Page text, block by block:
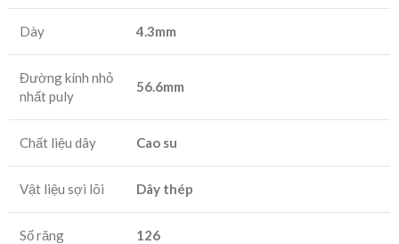
Dày 4.3mm
Đường kính nhỏ
nhất puly
56.6mm
Chất liệu dây Cao su
Vật liệu sợi lõi Dây thép
Số răng 126